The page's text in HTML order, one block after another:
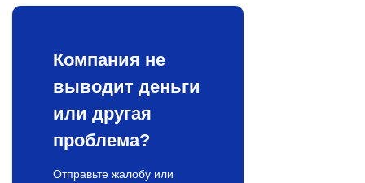
Компания не
выводит деньги
или другая
проблема?
Отправьте жалобу или